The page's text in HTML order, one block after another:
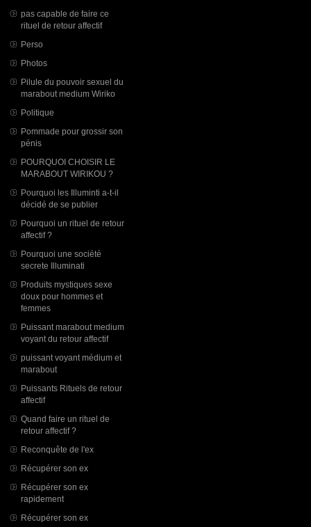
pas capable de faire ce
rituel de retour affectif
Perso
Photos
Pilule du pouvoir sexuel du
marabout medium Wiriko
Politique
Pommade pour grossir son
pénis
POURQUOI CHOISIR LE
MARABOUT WIRIKOU ?
Pourquoi les Illuminti a-t-il
décidé de se publier
Pourquoi un rituel de retour
affectif ?
Pourquoi une société
secrete Illuminati
Produits mystiques sexe
doux pour hommes et
femmes
Puissant marabout medium
voyant du retour affectif
puissant voyant médium et
marabout
Puissants Rituels de retour
affectif
Quand faire un rituel de
retour affectif ?
Reconquête de l'ex
Récupérer son ex
Récupérer son ex
rapidement
Récupérer son ex